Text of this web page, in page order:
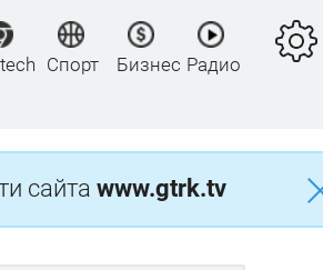
Спорт Бизнес Радио
сайта www.gtrk.tv